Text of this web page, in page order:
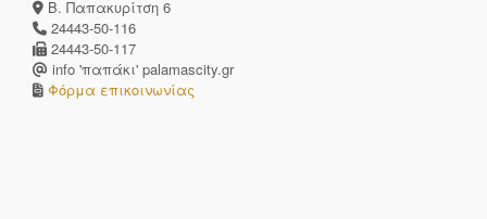
Β. Παπακυρίτση 6
24443-50-116
24443-50-117
info 'παπάκι' palamascity.gr
Φόρμα επικοινωνίας